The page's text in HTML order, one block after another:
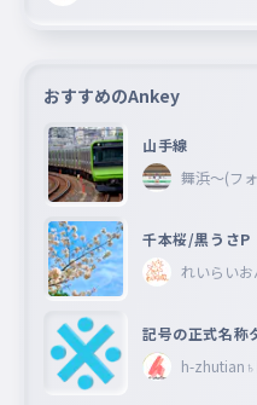
おすすめのAnkey
山手線
舞浜〜(フ
千本桜/黒うさP
れいらい
記号の正式名称
h-